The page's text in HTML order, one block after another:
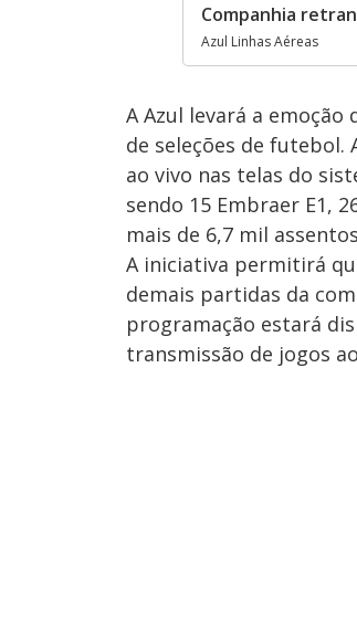
Companhia
Azul Linhas Aéreas
A Azul levará a
de seleções de
ao vivo nas telas do
sendo 15 Embraer E1,
mais de 6,7 mil
A iniciativa permitirá
demais partidas da
programação estará
transmissão de jogos